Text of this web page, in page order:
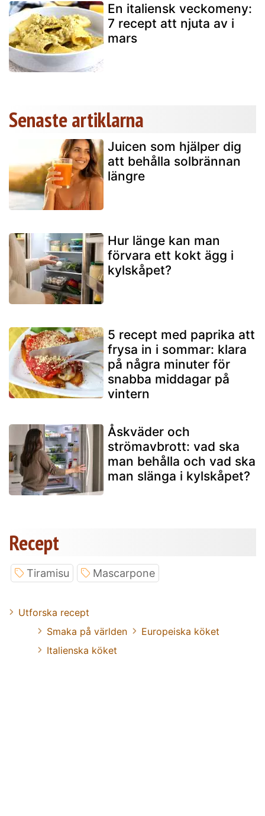
En italiensk veckomeny:
7 recept att njuta av i
mars
Senaste artiklarna
Juicen som hjälper dig
att behålla solbrännan
längre
Hur länge kan man
förvara ett kokt ägg i
kylskåpet?
5 recept med paprika att
frysa in i sommar: klara
på några minuter för
snabba middagar på
vintern
Åskväder och
strömavbrott: vad ska
man behålla och vad ska
man slänga i kylskåpet?
Recept
Tiramisu Mascarpone
Utforska recept
Smaka på världen
Europeiska köket
Italienska köket